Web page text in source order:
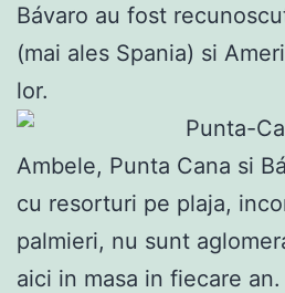
Bávaro au fost
(mai ales Spania) si
lor.
Ambele, Punta Cana si
cu resorturi pe plaja,
palmieri, nu sunt
aici in masa in fiecare